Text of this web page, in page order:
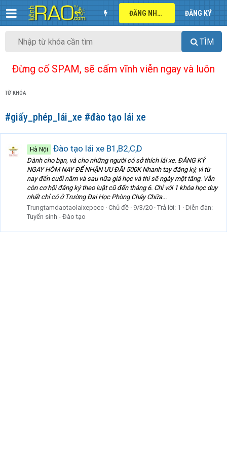
ĐĂNG NHẬP ĐĂNG KÝ
TÌM
Đừng cố SPAM, sẽ cấm vĩnh viễn ngay và luôn
TỪ KHÓA
#giấy_phép_lái_xe #đào tạo lái xe
Hà Nội Đào tạo lái xe B1,B2,C,D
Dành cho bạn, và cho những người có sở thích lái xe. ĐĂNG KÝ
NGAY HÔM NAY ĐỂ NHẬN ƯU ĐÃI 500K Nhanh tay đăng ký, vì từ
nay đến cuối năm và sau nữa giá học và thi sẽ ngày một tăng. Vẫn
còn cơ hội đăng ký theo luật cũ đến tháng 6. Chỉ với 1 khóa học duy
nhất chỉ có ở Trường Đại Học Phòng Cháy Chữa...
Trungtamdaotaolaixepccc Chủ đề 9/3/20 Trả lời: 1
Diễn đàn:
Tuyển sinh - Đào tạo